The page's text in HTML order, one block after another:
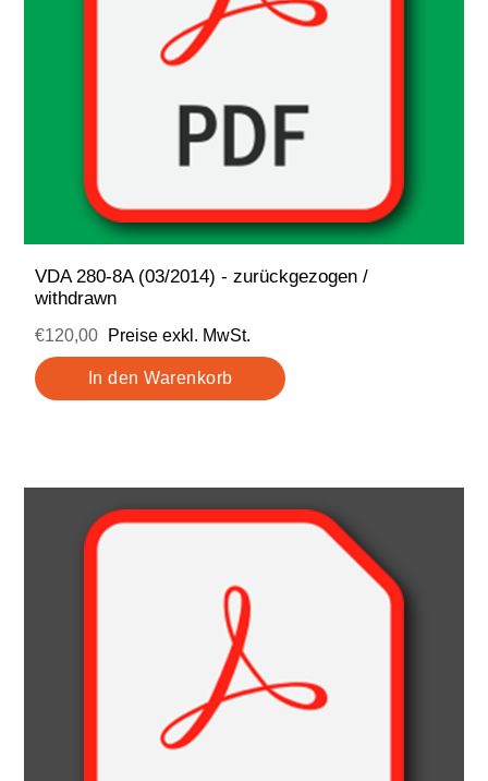
VDA 280-8A (03/2014) - zurückgezogen /
withdrawn
€120,00 Preise exkl. MwSt.